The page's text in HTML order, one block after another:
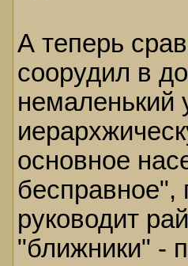
А теперь
соорудил в
немаленький
основное
руководит
"ближники" -